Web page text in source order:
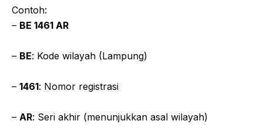
Contoh:
– BE 1461 AR
– BE: Kode wilayah (Lampung)
– 1461: Nomor registrasi
– AR: Seri akhir (menunjukkan asal wilayah)